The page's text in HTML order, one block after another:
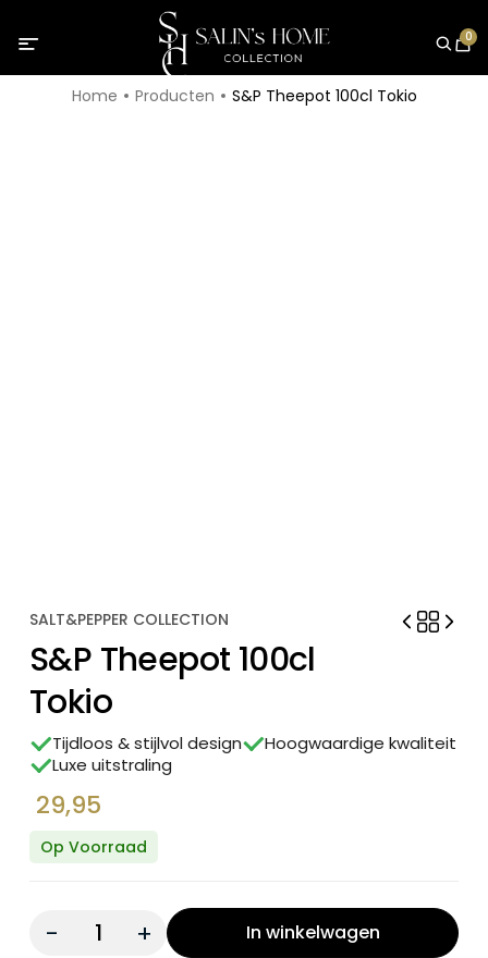
0
Home Producten S&P Theepot 100cl Tokio
SALT&PEPPER COLLECTION
S&P Theepot 100cl
Tokio
Tijdloos & stijlvol design
Hoogwaardige kwaliteit
Luxe uitstraling
29,95
Op Voorraad
Quantity: In winkelwagen